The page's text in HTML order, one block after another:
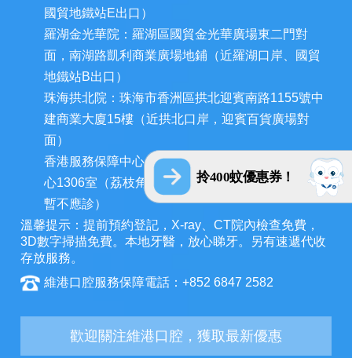
拎400蚊優惠券！
國貿地鐵站E出口）
羅湖金光華院：羅湖區國貿金光華廣場東二門對
面，南湖路凱利商業廣場地鋪（近羅湖口岸、國貿
地鐵站B出口）
珠海拱北院：珠海市香洲區拱北迎賓南路1155號中
建商業大廈15樓（近拱北口岸，迎賓百貨廣場對
面）
香港服務保障中心：九龍荔枝角長裕街11號定豐中
心1306室（荔枝角地鐵站A出口3分鐘，香港辦公室
暫不應診）
溫馨提示：提前預約登記，X-ray、CT院內檢查免費，
3D數字掃描免費。本地牙醫，放心睇牙。另有速遞代收
存放服務。
維港口腔服務保障電話：+852 6847 2582
歡迎關注維港口腔，獲取最新優惠